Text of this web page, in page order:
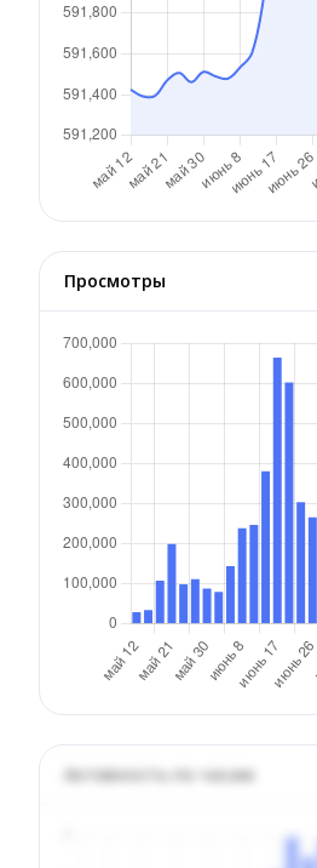
Просмотры
Активность по часам